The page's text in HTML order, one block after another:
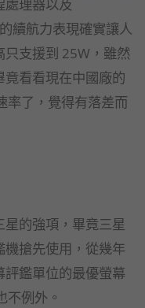
續航力表現確實讓人
支援到 25W，雖然
看看現在中國廠的
率了，覺得有落差而
的強項，畢竟三星
搶先使用，從幾年
鑑單位的最優螢幕
不例外。